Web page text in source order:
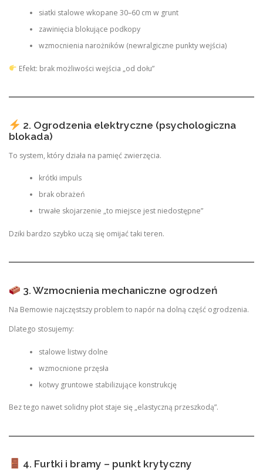
siatki stalowe wkopane 30–60 cm w grunt
zawinięcia blokujące podkopy
wzmocnienia narożników (newralgiczne punkty wejścia)
Efekt: brak możliwości wejścia „od dołu”
2. Ogrodzenia elektryczne (psychologiczna
blokada)
To system, który działa na pamięć zwierzęcia.
krótki impuls
brak obrażeń
trwałe skojarzenie „to miejsce jest niedostępne”
Dziki bardzo szybko uczą się omijać taki teren.
3. Wzmocnienia mechaniczne ogrodzeń
Na Bemowie najczęstszy problem to napór na dolną część ogrodzenia.
Dlatego stosujemy:
stalowe listwy dolne
wzmocnione przęsła
kotwy gruntowe stabilizujące konstrukcję
Bez tego nawet solidny płot staje się „elastyczną przeszkodą”.
4. Furtki i bramy – punkt krytyczny